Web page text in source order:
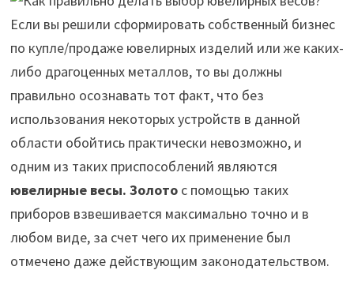
Если вы решили сформировать собственный бизнес
по купле/продаже ювелирных изделий или же каких-
либо драгоценных металлов, то вы должны
правильно осознавать тот факт, что без
использования некоторых устройств в данной
области обойтись практически невозможно, и
одним из таких приспособлений являются
ювелирные весы. Золотос помощью таких
приборов взвешивается максимально точно и в
любом виде, за счет чего их применение был
отмечено даже действующим законодательством.